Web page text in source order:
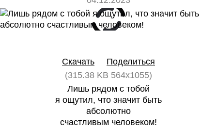
Скачать
Поделиться
(315.38 KB 564x1055)
Лишь рядом с тобой
я ощутил, что значит быть
абсолютно
счастливым человеком!